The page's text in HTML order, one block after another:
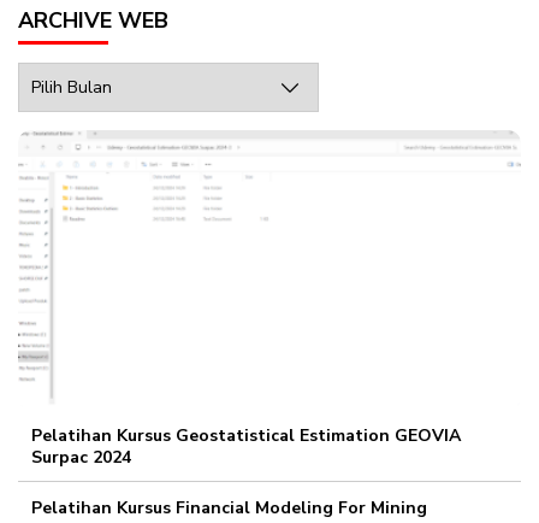
ARCHIVE WEB
Web
Pelatihan Kursus Geostatistical Estimation GEOVIA
Surpac 2024
Pelatihan Kursus Financial Modeling For Mining